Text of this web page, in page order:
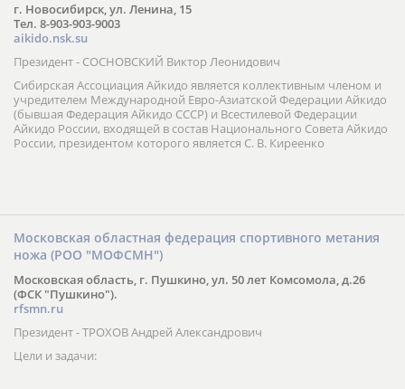
г. Новосибирск, ул. Ленина, 15
Тел. 8-903-903-9003
aikido.nsk.su
Президент - СОСНОВСКИЙ Виктор Леонидович
Сибирская Ассоциация Айкидо является коллективным членом и
учредителем Международной Евро-Азиатской Федерации Айкидо
(бывшая Федерация Айкидо СССР) и Всестилевой Федерации
Айкидо России, входящей в состав Национального Совета Айкидо
России, президентом которого является С. В. Киреенко
Московская областная федерация спортивного метания
ножа (РОО "МОФСМН")
Московская область, г. Пушкино, ул. 50 лет Комсомола, д.26
(ФСК "Пушкино").
rfsmn.ru
Президент - ТРОХОВ Андрей Александрович
Цели и задачи: